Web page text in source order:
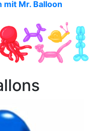
mit Mr. Balloon